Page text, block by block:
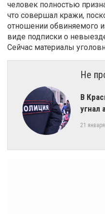
человек полностью
что совершал кражи,
отношении обвиняемого
виде подписки о
Сейчас материалы
Не
​В
угнал
21